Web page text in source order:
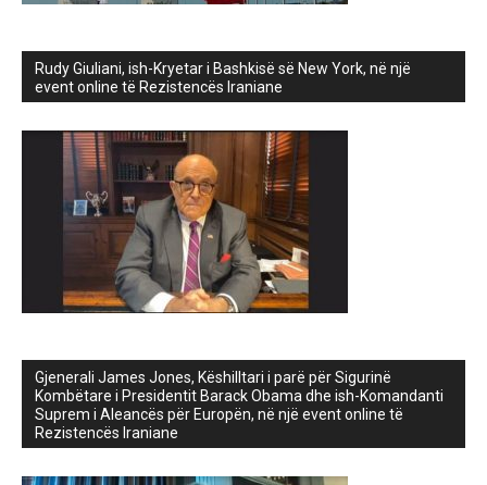
Rudy Giuliani, ish-Kryetar i Bashkisë së New York, në një
event online të Rezistencës Iraniane
Gjenerali James Jones, Këshilltari i parë për Sigurinë
Kombëtare i Presidentit Barack Obama dhe ish-Komandanti
Suprem i Aleancës për Europën, në një event online të
Rezistencës Iraniane